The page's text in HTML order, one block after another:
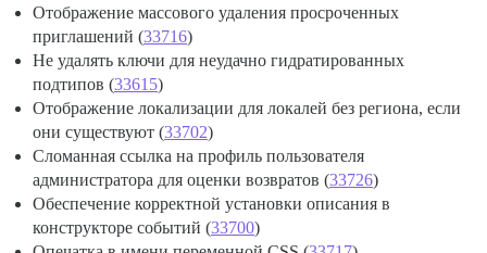
Отображение массового удаления просроченных
приглашений (33716)
Не удалять ключи для неудачно гидратированных
подтипов (33615)
Отображение локализации для локалей без региона, если
они существуют (33702)
Сломанная ссылка на профиль пользователя
администратора для оценки возвратов (33726)
Обеспечение корректной установки описания в
конструкторе событий (33700)